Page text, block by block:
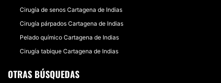
Cirugía de senos Cartagena de Indias
Cirugía párpados Cartagena de Indias
Pelado químico Cartagena de Indias
Cirugía tabique Cartagena de Indias
OTRAS BÚSQUEDAS